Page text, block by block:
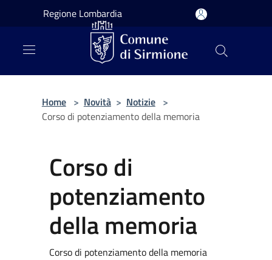
Salta al contenuto principale
Regione Lombardia
Home > Novità > Notizie >
Corso di potenziamento della memoria
Corso di
potenziamento
della memoria
Corso di potenziamento della memoria